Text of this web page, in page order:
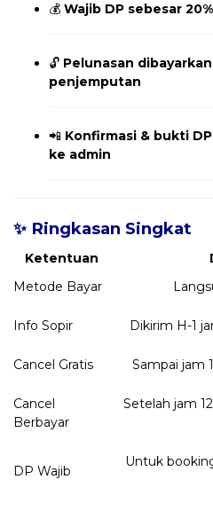
💰 Wajib DP sebesar
🔓 Pelunasan
penjemputan
📲 Konfirmasi & bukti
ke admin
✨ Ringkasan Singkat
Ketentuan
Metode Bayar
Info Sopir Dikirim H-1
Cancel Gratis Sampai jam
Cancel
Berbayar
Setelah jam
DP Wajib
Untuk